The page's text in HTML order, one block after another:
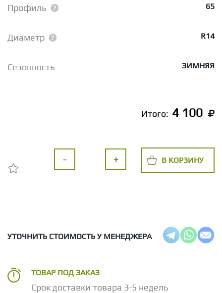
Профиль 65
Диаметр R14
Сезонность ЗИМНЯЯ
Итого: 4 100
- + В КОРЗИНУ
УТОЧНИТЬ СТОИМОСТЬ У МЕНЕДЖЕРА
ТОВАР ПОД ЗАКАЗ
Срок доставки товара 3-5 недель